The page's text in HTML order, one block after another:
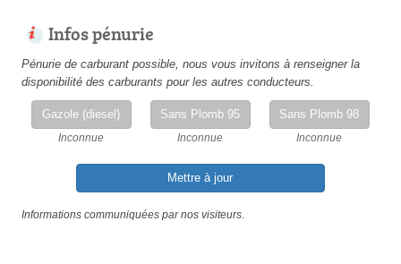
Infos pénurie
Pénurie de carburant possible, nous vous invitons à renseigner la
disponibilité des carburants pour les autres conducteurs.
Gazole (diesel)
Inconnue
Sans Plomb 95
Inconnue
Sans Plomb 98
Inconnue
Mettre à jour
Informations communiquées par nos visiteurs.